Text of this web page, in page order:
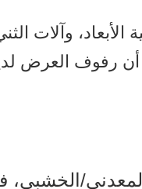
وآلات الثني
أن رفوف العرض